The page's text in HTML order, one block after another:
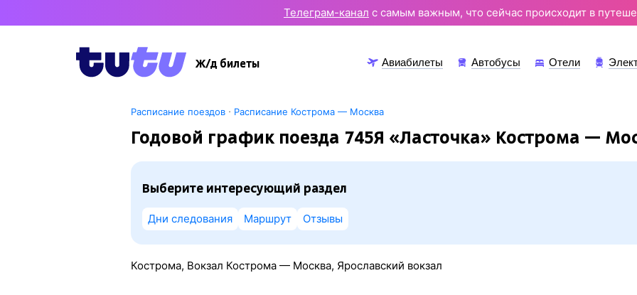
Телеграм-канал с самым важным, что сейчас происходит в
Ж/д билеты Авиабилеты Автобусы Отели
Расписание поездов· Расписание Кострома — Москва
Годовой график поезда 745Я «Ласточка» Кострома —
Выберите интересующий раздел
Дни следования Маршрут Отзывы
Кострома, Вокзал Кострома — Москва, Ярославский вокзал